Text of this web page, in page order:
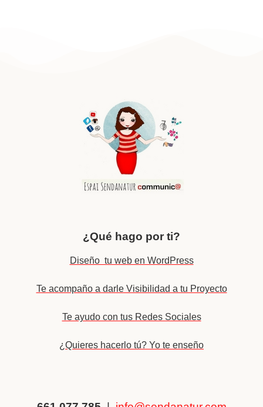
¿Qué hago por ti?
Diseño tu web en WordPress
Te acompaño a darle Visibilidad a tu Proyecto
Te ayudo con tus Redes Sociales
¿Quieres hacerlo tú? Yo te enseño